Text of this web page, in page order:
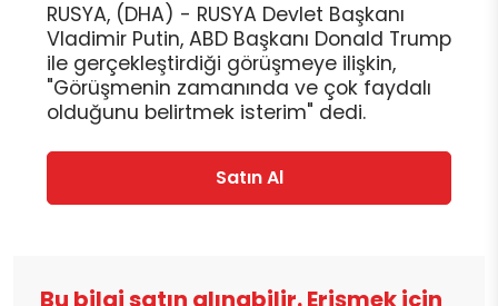
RUSYA, (DHA) - RUSYA Devlet Başkanı
Vladimir Putin, ABD Başkanı Donald Trump
ile gerçekleştirdiği görüşmeye ilişkin,
"Görüşmenin zamanında ve çok faydalı
olduğunu belirtmek isterim" dedi.
Satın Al